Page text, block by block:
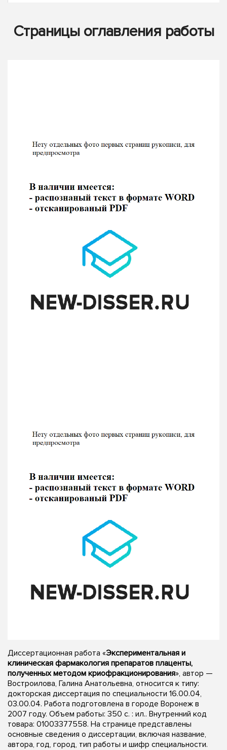
Страницы оглавления работы
Диссертационная работа «Экспериментальная и
клиническая фармакология препаратов плаценты,
полученных методом криофракционирования», автор —
Востроилова, Галина Анатольевна, относится к типу:
докторская диссертация по специальности 16.00.04,
03.00.04. Работа подготовлена в городе Воронеж в
2007 году. Объем работы: 350 с. : ил.. Внутренний код
товара: 01003377558. На странице представлены
основные сведения о диссертации, включая название,
автора, год, город, тип работы и шифр специальности.